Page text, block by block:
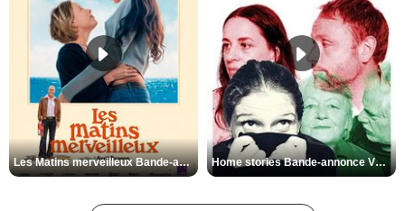
Les Matins merveilleux Bande-annonce VF Home stories Bande-annonce VO STFR